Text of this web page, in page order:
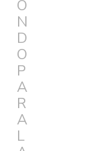
O
N
D
O
P
A
R
A
L